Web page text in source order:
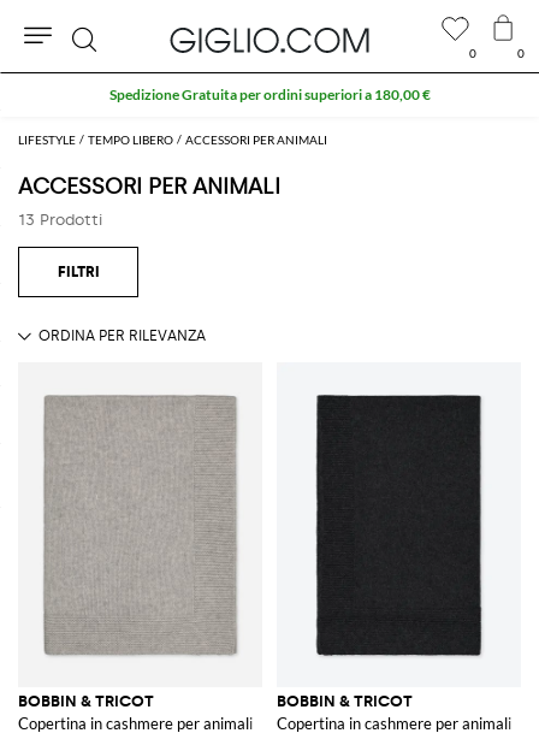
LIFESTYLE TEMPO LIBERO ACCESSORI PER ANIMALI
ACCESSORI PER ANIMALI
13 Prodotti
BOBBIN & TRICOT
Copertina in cashmere per animali
BOBBIN & TRICOT
Copertina in cashmere per animali
0 0
Cerca
Spedizione Gratuita per ordini superiori a 180,00 €